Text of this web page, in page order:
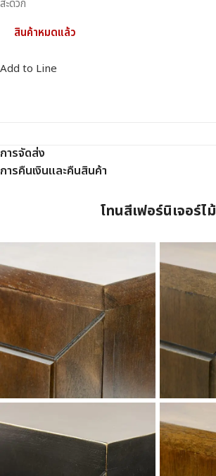
สะดวก
สินค้าหมดแล้ว
Add to Line
การจัดส่ง
การคืนเงินและคืนสินค้า
โทนสีเฟอร์นิเจอร์ไม้